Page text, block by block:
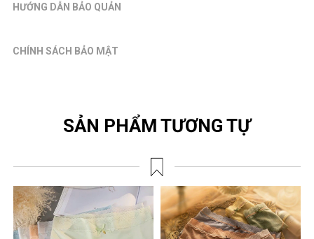
CHÍNH SÁCH BẢO MẬT
HƯỚNG DẪN BẢO QUẢN
SẢN PHẨM TƯƠNG TỰ